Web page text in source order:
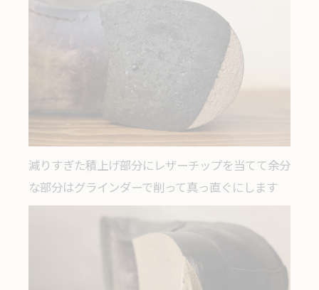
減りすぎた積上げ部分にレザーチップを当てて余分
な部分はグラインダーで削って真っ直ぐにします